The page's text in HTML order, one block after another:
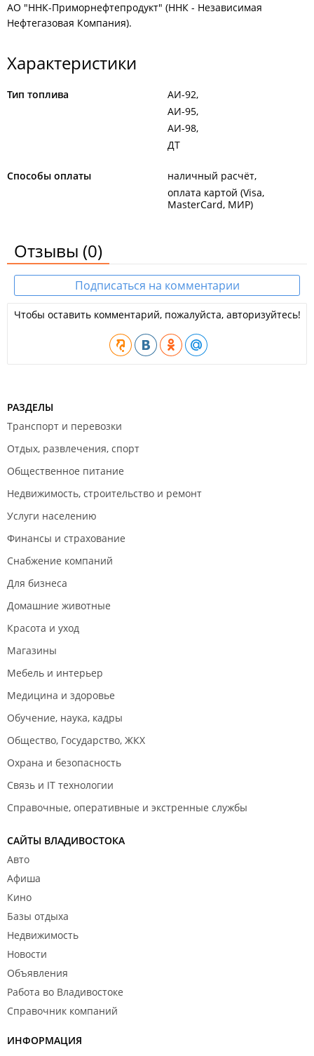
АО "ННК-Приморнефтепродукт" (ННК - Независимая
Нефтегазовая Компания).
Характеристики
Тип топлива
АИ-92
АИ-95
АИ-98
ДТ
Способы оплаты
наличный расчёт
оплата картой (Visa,
MasterCard, МИР)
Отзывы (0)
Подписаться на комментарии
Чтобы оставить комментарий, пожалуйста, авторизуйтесь!
РАЗДЕЛЫ
Транспорт и перевозки
Отдых, развлечения, спорт
Общественное питание
Недвижимость, строительство и ремонт
Услуги населению
Финансы и страхование
Снабжение компаний
Для бизнеса
Домашние животные
Красота и уход
Магазины
Мебель и интерьер
Медицина и здоровье
Обучение, наука, кадры
Общество, Государство, ЖКХ
Охрана и безопасность
Связь и IT технологии
Справочные, оперативные и экстренные службы
САЙТЫ ВЛАДИВОСТОКА
Авто
Афиша
Кино
Базы отдыха
Недвижимость
Новости
Объявления
Работа во Владивостоке
Справочник компаний
ИНФОРМАЦИЯ